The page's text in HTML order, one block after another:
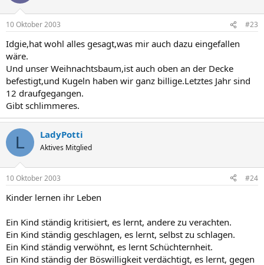
10 Oktober 2003 #23
Idgie,hat wohl alles gesagt,was mir auch dazu eingefallen
wäre.
Und unser Weihnachtsbaum,ist auch oben an der Decke
befestigt,und Kugeln haben wir ganz billige.Letztes Jahr sind
12 draufgegangen.
Gibt schlimmeres.
L LadyPotti
Aktives Mitglied
10 Oktober 2003 #24
Kinder lernen ihr Leben
Ein Kind ständig kritisiert, es lernt, andere zu verachten.
Ein Kind ständig geschlagen, es lernt, selbst zu schlagen.
Ein Kind ständig verwöhnt, es lernt Schüchternheit.
Ein Kind ständig der Böswilligkeit verdächtigt, es lernt, gegen